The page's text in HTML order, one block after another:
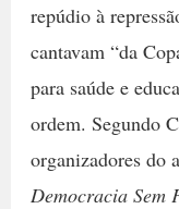
repúdio à
cantavam “da
para saúde e
ordem. Segundo
organizadores do
Democracia Sem